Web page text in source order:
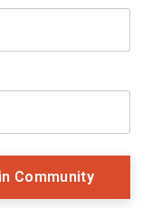
and should be left